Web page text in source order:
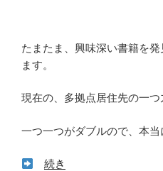
たまたま、興味深い書籍を
ます。
現在の、多拠点居住先の一つ
一つ一つがダブルので、本当
続き